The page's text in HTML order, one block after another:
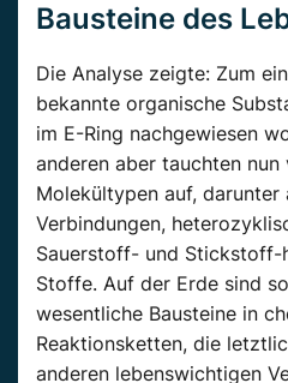
Bausteine des
Die Analyse zeigte: Zum
bekannte organische
im E-Ring nachgewiesen
anderen aber tauchten nun
Molekültypen auf, darunter
Verbindungen,
Sauerstoff- und Stickstoff-
Stoffe. Auf der Erde sind
wesentliche Bausteine in
Reaktionsketten, die
anderen lebenswichtigen